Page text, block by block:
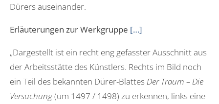
Dürers auseinander.
Erläuterungen zur Werkgruppe […]
„Dargestellt ist ein recht eng gefasster Ausschnitt aus
der Arbeitsstätte des Künstlers. Rechts im Bild noch
ein Teil des bekannten Dürer-Blattes Der Traum – Die
Versuchung(um 1497 / 1498) zu erkennen, links eine